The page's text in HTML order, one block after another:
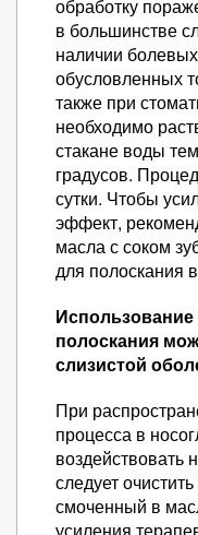
обработку
в большинстве
наличии
обусловленных
также при
необходимо
стакане воды
градусов.
сутки. Чтобы
эффект,
масла с соком
для полоскания
полоскания
слизистой
При
процесса в
воздействовать
следует
смоченный в